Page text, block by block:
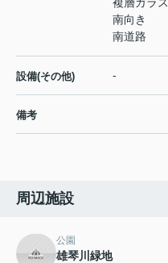
南向き
南道路
設備(その他) -
備考
周辺施設
公園
雄琴川緑地